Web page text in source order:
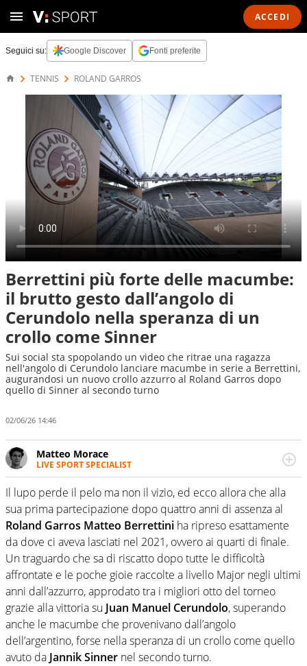
ACCEDI
Seguici su: Google Discover Fonti preferite
TENNIS ROLAND GARROS
Berrettini più forte delle macumbe:
il brutto gesto dall’angolo di
Cerundolo nella speranza di un
crollo come Sinner
Sui social sta spopolando un video che ritrae una ragazza
nell'angolo di Cerundolo lanciare macumbe in serie a Berrettini,
augurandosi un nuovo crollo azzurro al Roland Garros dopo
quello di Sinner al secondo turno
02/06/26 14:46
Matteo Morace
LIVE SPORT SPECIALIST
La multimedialità quale approccio personale e
professionale. Ama raccontare lo sport focalizzando ogni
attenzione sul tempo reale: la verità della dirette non
sono opinioni ma fatti
Il lupo perde il pelo ma non il vizio, ed ecco allora che alla
sua prima partecipazione dopo quattro anni di assenza al
Roland Garros Matteo Berrettini ha ripreso esattamente
da dove ci aveva lasciati nel 2021, ovvero ai quarti di finale.
Un traguardo che sa di riscatto dopo tutte le difficoltà
affrontate e le poche gioie raccolte a livello Major negli ultimi
anni dall’azzurro, approdato tra i migliori otto del torneo
grazie alla vittoria su Juan Manuel Cerundolo, superando
anche le macumbe che provenivano dall’angolo
dell’argentino, forse nella speranza di un crollo come quello
avuto da Jannik Sinner nel secondo turno.